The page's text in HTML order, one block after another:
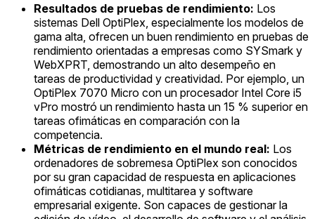
Resultados de pruebas de rendimiento: Los
sistemas Dell OptiPlex, especialmente los modelos de
gama alta, ofrecen un buen rendimiento en pruebas de
rendimiento orientadas a empresas como SYSmark y
WebXPRT, demostrando un alto desempeño en
tareas de productividad y creatividad. Por ejemplo, un
OptiPlex 7070 Micro con un procesador Intel Core i5
vPro mostró un rendimiento hasta un 15 % superior en
tareas ofimáticas en comparación con la
competencia.
Métricas de rendimiento en el mundo real: Los
ordenadores de sobremesa OptiPlex son conocidos
por su gran capacidad de respuesta en aplicaciones
ofimáticas cotidianas, multitarea y software
empresarial exigente. Son capaces de gestionar la